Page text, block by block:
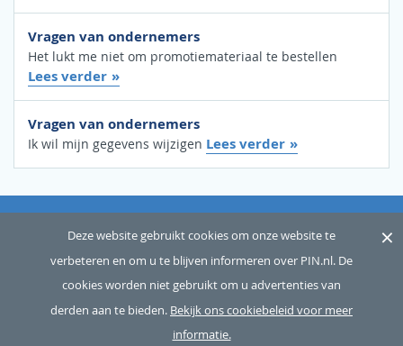
Vragen van ondernemers
Het lukt me niet om promotiemateriaal te bestellen
Lees verder
Vragen van ondernemers
Ik wil mijn gegevens wijzigen Lees verder
Copyright © 2026 Betaalvereniging Nederland, alle rechten
voorbehouden
OVER ONS SITEMAP WOORDENLIJST CONTACT
DISCLAIMER PRIVACY
Deze website gebruikt cookies om onze website te
verbeteren en om u te blijven informeren over PIN.nl. De
cookies worden niet gebruikt om u advertenties van
derden aan te bieden. Bekijk ons cookiebeleid voor meer
informatie.
×